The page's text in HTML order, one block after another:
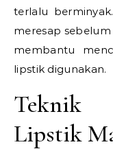
terlalu
meresap
membantu
lipstik digunakan.
Teknik
Lipstik